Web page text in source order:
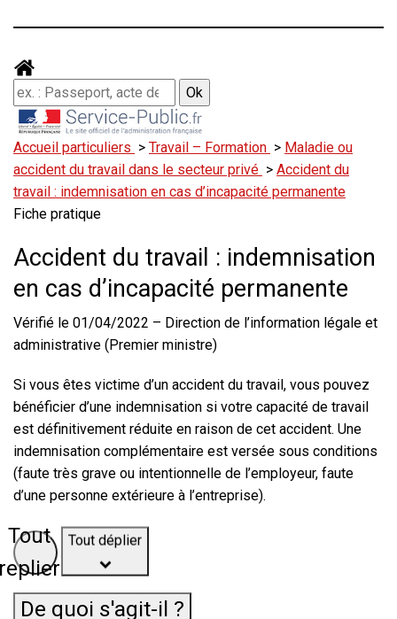
Accueil particuliers > Travail – Formation > Maladie ou
accident du travail dans le secteur privé > Accident du
travail : indemnisation en cas d’incapacité permanente
Fiche pratique
Accident du travail : indemnisation
en cas d’incapacité permanente
Vérifié le 01/04/2022 – Direction de l’information légale et
administrative (Premier ministre)
Si vous êtes victime d’un accident du travail, vous pouvez
bénéficier d’une indemnisation si votre capacité de travail
est définitivement réduite en raison de cet accident. Une
indemnisation complémentaire est versée sous conditions
(faute très grave ou intentionnelle de l’employeur, faute
d’une personne extérieure à l’entreprise).
Tout
Tout déplier
De quoi s'agit-il ?